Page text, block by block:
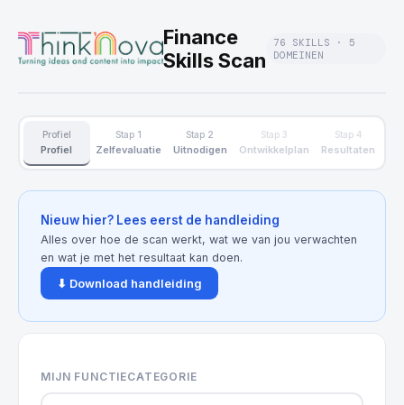
Finance
Skills Scan
76 SKILLS · 5
DOMEINEN
Profiel
Profiel
Stap 1
Zelfevaluatie
Stap 2
Uitnodigen
Stap 3
Ontwikkelplan
Stap 4
Resultaten
Nieuw hier? Lees eerst de handleiding
Alles over hoe de scan werkt, wat we van jou verwachten
en wat je met het resultaat kan doen.
⬇ Download handleiding
MIJN FUNCTIECATEGORIE